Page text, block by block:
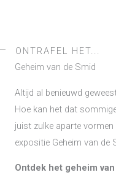
ONTRAFEL HET...
Geheim van de Smid
Altijd al benieuwd
Hoe kan het dat
juist zulke aparte vormen
expositie Geheim van de
Ontdek het geheim